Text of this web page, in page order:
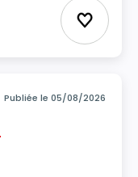
Ajouter
Publiée le 05/08/2026